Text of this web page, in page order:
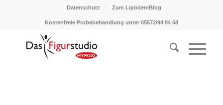
Datenschutz Zum LipödemBlog
Kostenfreie Probebehandlung unter 05572/94 94 68